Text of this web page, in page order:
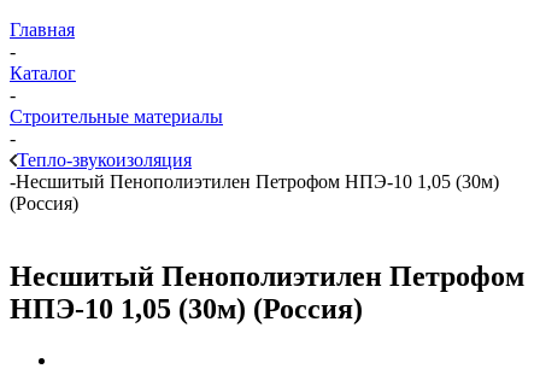
Главная
-
Каталог
-
Строительные материалы
-
Тепло-звукоизоляция
-Несшитый Пенополиэтилен Петрофом НПЭ-10 1,05 (30м)
(Россия)
Несшитый Пенополиэтилен Петрофом
НПЭ-10 1,05 (30м) (Россия)